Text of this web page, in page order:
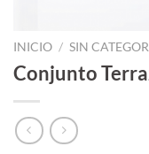
INICIO / SIN
Conjunto